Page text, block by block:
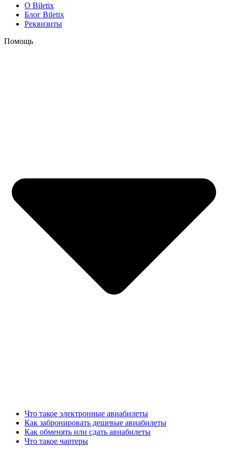
O Biletix
Блог Biletix
Реквизиты
Помощь
Что такое электронные авиабилеты
Как забронировать дешевые авиабилеты
Как обменять или сдать авиабилеты
Что такое чартеры